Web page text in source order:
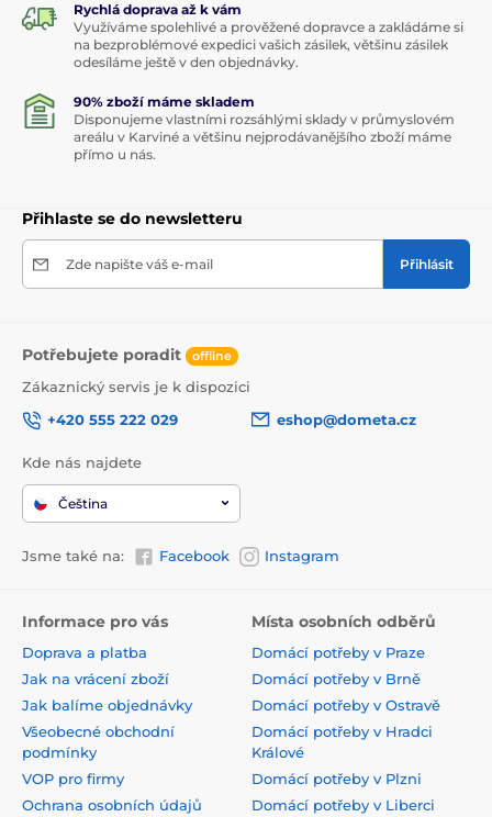
Rychlá doprava až k vám
Využíváme spolehlivé a prověžené dopravce a zakládáme si
na bezproblémové expedici vašich zásilek, většinu zásilek
odesíláme ještě v den objednávky.
90% zboží máme skladem
Disponujeme vlastními rozsáhlými sklady v průmyslovém
areálu v Karviné a většinu nejprodávanějšího zboží máme
přímo u nás.
Přihlaste se do newsletteru
Zde napište váš e-mail Přihlásit
Potřebujete poradit offline
Zákaznický servis je k dispozici
+420 555 222 029
eshop@dometa.cz
Kde nás najdete
Čeština
Jsme také na: Facebook Instagram
Informace pro vás
Doprava a platba
Jak na vrácení zboží
Jak balíme objednávky
Všeobecné obchodní
podmínky
VOP pro firmy
Ochrana osobních údajů
Místa osobních odběrů
Domácí potřeby v Praze
Domácí potřeby v Brně
Domácí potřeby v Ostravě
Domácí potřeby v Hradci
Králové
Domácí potřeby v Plzni
Domácí potřeby v Liberci